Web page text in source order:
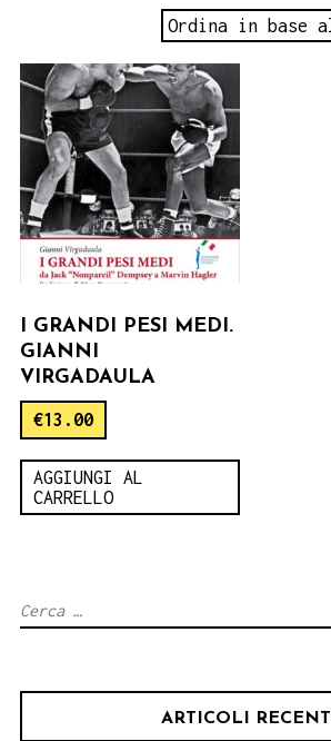
I GRANDI PESI MEDI.
GIANNI
VIRGADAULA
€13.00
AGGIUNGI AL
CARRELLO
Ricerca
ARTICOLI RECENTI